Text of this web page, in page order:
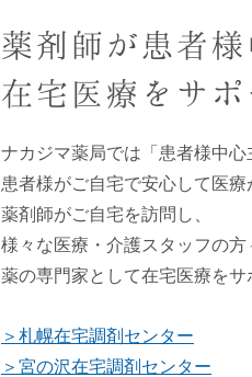
薬剤師が患者様
在宅医療をサポ
ナカジマ薬局では「患者様中心
患者様がご自宅で安心して医療
薬剤師がご自宅を訪問し、
様々な医療・介護スタッフの方
薬の専門家として在宅医療をサ
＞札幌在宅調剤センター
＞宮の沢在宅調剤センター